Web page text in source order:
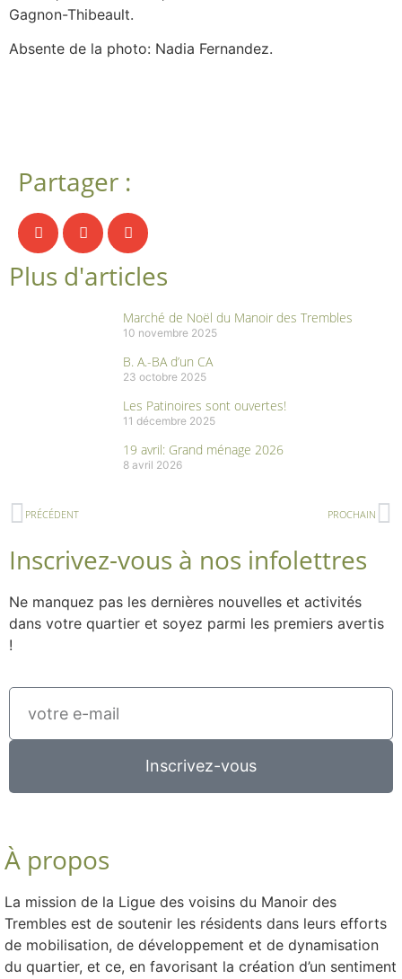
Gagnon-Thibeault.
Absente de la photo: Nadia Fernandez.
Partager :
Plus d'articles
Marché de Noël du Manoir des Trembles
10 novembre 2025
B. A.-BA d’un CA
23 octobre 2025
Les Patinoires sont ouvertes!
11 décembre 2025
19 avril: Grand ménage 2026
8 avril 2026
PRÉCÉDENT PROCHAIN
Inscrivez-vous à nos infolettres
Ne manquez pas les dernières nouvelles et activités
dans votre quartier et soyez parmi les premiers avertis
!
Inscrivez-vous
À propos
La mission de la Ligue des voisins du Manoir des
Trembles est de soutenir les résidents dans leurs efforts
de mobilisation, de développement et de dynamisation
du quartier, et ce, en favorisant la création d’un sentiment